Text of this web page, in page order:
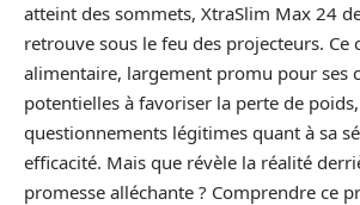
atteint des sommets, XtraSlim Max 24
retrouve sous le feu des projecteurs. Ce
alimentaire, largement promu pour ses
potentielles à favoriser la perte de
questionnements légitimes quant à sa
efficacité. Mais que révèle la réalité
promesse alléchante ? Comprendre ce